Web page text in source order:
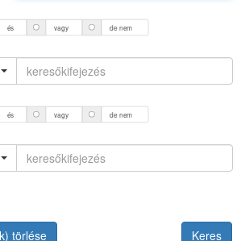
és vagy de nem
és vagy de nem
törlése